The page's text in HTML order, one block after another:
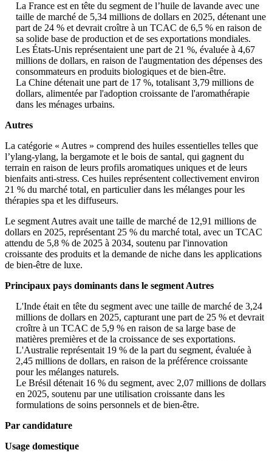
La France est en tête du segment de l’huile de lavande avec une
taille de marché de 5,34 millions de dollars en 2025, détenant une
part de 24 % et devrait croître à un TCAC de 6,5 % en raison de
sa solide base de production et de ses exportations mondiales.
Les États-Unis représentaient une part de 21 %, évaluée à 4,67
millions de dollars, en raison de l'augmentation des dépenses des
consommateurs en produits biologiques et de bien-être.
La Chine détenait une part de 17 %, totalisant 3,79 millions de
dollars, alimentée par l'adoption croissante de l'aromathérapie
dans les ménages urbains.
Autres
La catégorie « Autres » comprend des huiles essentielles telles que
l’ylang-ylang, la bergamote et le bois de santal, qui gagnent du
terrain en raison de leurs profils aromatiques uniques et de leurs
bienfaits anti-stress. Ces huiles représentent collectivement environ
21 % du marché total, en particulier dans les mélanges pour les
thérapies spa et les diffuseurs.
Le segment Autres avait une taille de marché de 12,91 millions de
dollars en 2025, représentant 25 % du marché total, avec un TCAC
attendu de 5,8 % de 2025 à 2034, soutenu par l'innovation
croissante des produits et la demande de niche dans les applications
de bien-être de luxe.
Principaux pays dominants dans le segment Autres
L'Inde était en tête du segment avec une taille de marché de 3,24
millions de dollars en 2025, capturant une part de 25 % et devrait
croître à un TCAC de 5,9 % en raison de sa large base de
matières premières et de la croissance de ses exportations.
L'Australie représentait 19 % de la part du segment, évaluée à
2,45 millions de dollars, en raison de la préférence croissante
pour les mélanges naturels.
Le Brésil détenait 16 % du segment, avec 2,07 millions de dollars
en 2025, soutenu par une utilisation croissante dans les
formulations de soins personnels et de bien-être.
Par candidature
Usage domestique